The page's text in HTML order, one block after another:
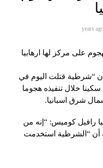
“شرطية قتلت اليوم في
خلال تنفيذه هجوما
شرق اسبانيا.
رافيل كوميس: “إنه من
أن “الشرطية استخدمت